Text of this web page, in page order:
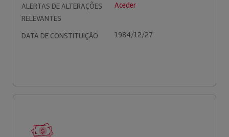
ALERTAS DE ALTERAÇÕES
RELEVANTES
Aceder
DATA DE CONSTITUIÇÃO 1984/12/27